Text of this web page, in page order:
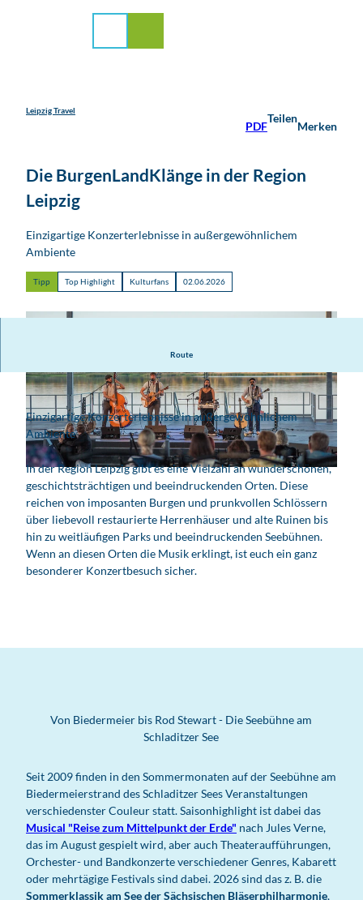
Leipzig Travel
PDF
Teilen
Merken
Die BurgenLandKlänge in der Region
Leipzig
Einzigartige Konzerterlebnisse in außergewöhnlichem
Ambiente
Tipp Top Highlight Kulturfans 02.06.2026
© Haynaer Strandverein e.V. , Maximilian Zwiener
Route
Einzigartige Konzerterlebnisse in außergewöhnlichem
Ambiente
In der Region Leipzig gibt es eine Vielzahl an wunderschönen,
geschichtsträchtigen und beeindruckenden Orten. Diese
reichen von imposanten Burgen und prunkvollen Schlössern
über liebevoll restaurierte Herrenhäuser und alte Ruinen bis
hin zu weitläufigen Parks und beeindruckenden Seebühnen.
Wenn an diesen Orten die Musik erklingt, ist euch ein ganz
besonderer Konzertbesuch sicher.
Von Biedermeier bis Rod Stewart - Die Seebühne am
Schladitzer See
Seit 2009 finden in den Sommermonaten auf der Seebühne am
Biedermeierstrand des Schladitzer Sees Veranstaltungen
verschiedenster Couleur statt. Saisonhighlight ist dabei das
Musical "Reise zum Mittelpunkt der Erde" nach Jules Verne,
das im August gespielt wird, aber auch Theateraufführungen,
Orchester- und Bandkonzerte verschiedener Genres, Kabarett
oder mehrtägige Festivals sind dabei. 2026 sind das z. B. die
Sommerklassik am See der Sächsischen Bläserphilharmonie,